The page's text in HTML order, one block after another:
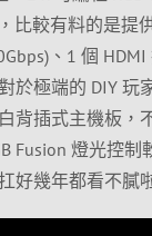
比較有料的是提
、1 個
於極端的 DIY 玩
背插式主機板，
Fusion 燈光控制
好幾年都看不膩